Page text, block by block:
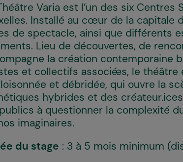
Varia est l’un des six
Installé au cœur de la capitale
de spectacle, ainsi que différents
Lieu de découvertes, de
la création contemporaine
et collectifs associé·es, le
et débridée, qui ouvre la
hybrides et des
à questionner la complexité
imaginaires.
du stage : 3 à 5 mois minimum